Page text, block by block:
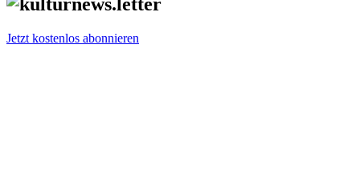
Jetzt kostenlos abonnieren